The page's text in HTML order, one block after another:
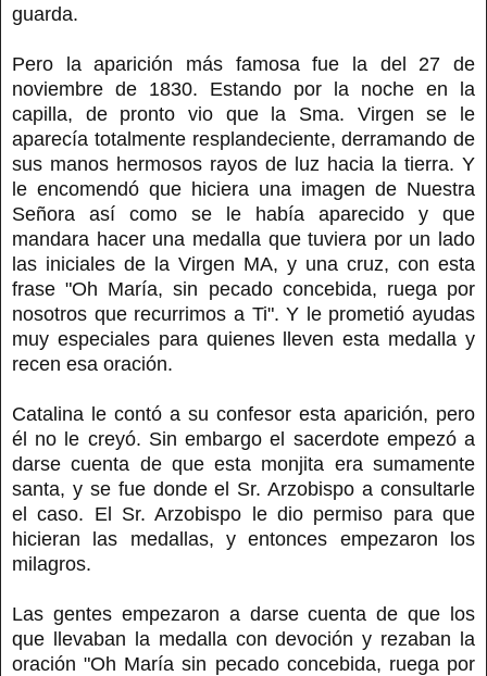
guarda.
Pero la aparición más famosa fue la del 27 de
noviembre de 1830. Estando por la noche en la
capilla, de pronto vio que la Sma. Virgen se le
aparecía totalmente resplandeciente, derramando de
sus manos hermosos rayos de luz hacia la tierra. Y
le encomendó que hiciera una imagen de Nuestra
Señora así como se le había aparecido y que
mandara hacer una medalla que tuviera por un lado
las iniciales de la Virgen MA, y una cruz, con esta
frase "Oh María, sin pecado concebida, ruega por
nosotros que recurrimos a Ti". Y le prometió ayudas
muy especiales para quienes lleven esta medalla y
recen esa oración.
Catalina le contó a su confesor esta aparición, pero
él no le creyó. Sin embargo el sacerdote empezó a
darse cuenta de que esta monjita era sumamente
santa, y se fue donde el Sr. Arzobispo a consultarle
el caso. El Sr. Arzobispo le dio permiso para que
hicieran las medallas, y entonces empezaron los
milagros.
Las gentes empezaron a darse cuenta de que los
que llevaban la medalla con devoción y rezaban la
oración "Oh María sin pecado concebida, ruega por